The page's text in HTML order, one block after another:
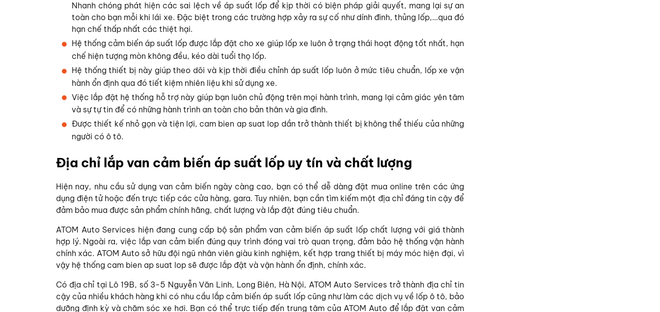
Nhanh chóng phát hiện các sai lệch về áp suất lốp để kịp thời có biện pháp giải quyết, mang lại sự an
toàn cho bạn mỗi khi lái xe. Đặc biệt trong các trường hợp xảy ra sự cố như dính đinh, thủng lốp,…qua đó
hạn chế thấp nhất các thiệt hại.
Hệ thống cảm biến áp suất lốp được lắp đặt cho xe giúp lốp xe luôn ở trạng thái hoạt động tốt nhất, hạn
chế hiện tượng mòn không đều, kéo dài tuổi thọ lốp.
Hệ thống thiết bị này giúp theo dõi và kịp thời điều chỉnh áp suất lốp luôn ở mức tiêu chuẩn, lốp xe vận
hành ổn định qua đó tiết kiệm nhiên liệu khi sử dụng xe.
Việc lắp đặt hệ thống hỗ trợ này giúp bạn luôn chủ động trên mọi hành trình, mang lại cảm giác yên tâm
và sự tự tin để có những hành trình an toàn cho bản thân và gia đình.
Được thiết kế nhỏ gọn và tiện lợi, cam bien ap suat lop dần trở thành thiết bị không thể thiếu của những
người có ô tô.
Địa chỉ lắp van cảm biến áp suất lốp uy tín và chất lượng
Hiện nay, nhu cầu sử dụng van cảm biến ngày càng cao, bạn có thể dễ dàng đặt mua online trên các ứng
dụng điện tử hoặc đến trực tiếp các cửa hàng, gara. Tuy nhiên, bạn cần tìm kiếm một địa chỉ đáng tin cậy để
đảm bảo mua được sản phẩm chính hãng, chất lượng và lắp đặt đúng tiêu chuẩn.
ATOM Auto Services hiện đang cung cấp bộ sản phẩm van cảm biến áp suất lốp chất lượng với giá thành
hợp lý. Ngoài ra, việc lắp van cảm biến đúng quy trình đóng vai trò quan trọng, đảm bảo hệ thống vận hành
chính xác. ATOM Auto sở hữu đội ngũ nhân viên giàu kinh nghiệm, kết hợp trang thiết bị máy móc hiện đại, vì
vậy hệ thống cam bien ap suat lop sẽ được lắp đặt và vận hành ổn định, chính xác.
Có địa chỉ tại Lô 19B, số 3-5 Nguyễn Văn Linh, Long Biên, Hà Nội, ATOM Auto Services trở thành địa chỉ tin
cậy của nhiều khách hàng khi có nhu cầu lắp cảm biến áp suất lốp cũng như làm các dịch vụ về lốp ô tô, bảo
dưỡng định kỳ và chăm sóc xe hơi. Bạn có thể trực tiếp đến trung tâm của ATOM Auto để lắp đặt van cảm